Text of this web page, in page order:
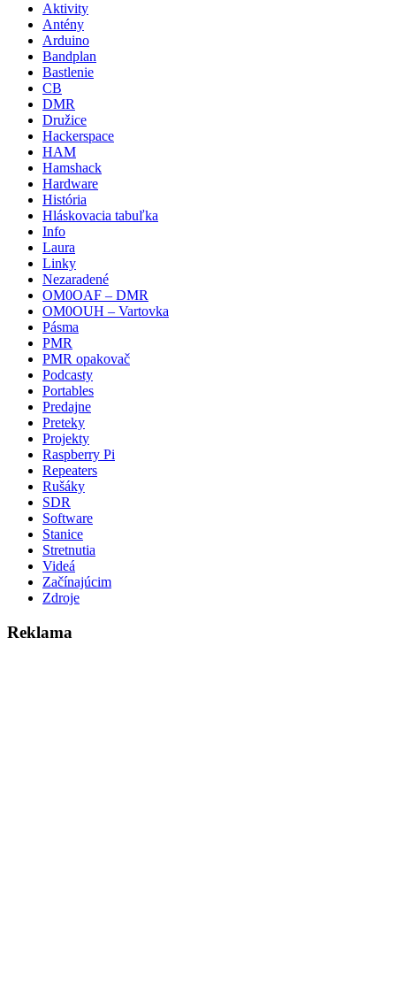
Aktivity
Antény
Arduino
Bandplan
Bastlenie
CB
DMR
Družice
Hackerspace
HAM
Hamshack
Hardware
História
Hláskovacia tabuľka
Info
Laura
Linky
Nezaradené
OM0OAF – DMR
OM0OUH – Vartovka
Pásma
PMR
PMR opakovač
Podcasty
Portables
Predajne
Preteky
Projekty
Raspberry Pi
Repeaters
Rušáky
SDR
Software
Stanice
Stretnutia
Videá
Začínajúcim
Zdroje
Reklama